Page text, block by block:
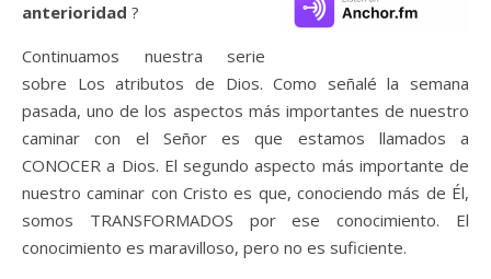
anterioridad ?
Continuamos nuestra serie
sobre Los atributos de Dios. Como señalé la semana
pasada, uno de los aspectos más importantes de nuestro
caminar con el Señor es que estamos llamados a
CONOCER a Dios. El segundo aspecto más importante de
nuestro caminar con Cristo es que, conociendo más de Él,
somos TRANSFORMADOS por ese conocimiento. El
conocimiento es maravilloso, pero no es suficiente.